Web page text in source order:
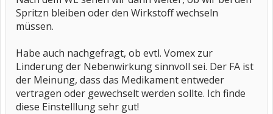
Spritzn bleiben oder den Wirkstoff wechseln
müssen.
Habe auch nachgefragt, ob evtl. Vomex zur
Linderung der Nebenwirkung sinnvoll sei. Der FA ist
der Meinung, dass das Medikament entweder
vertragen oder gewechselt werden sollte. Ich finde
diese Einstelllung sehr gut!